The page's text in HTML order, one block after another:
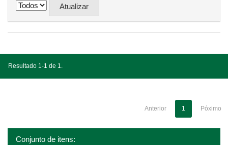
Resultado 1-1 de 1.
Anterior 1 Póximo
Conjunto de itens: